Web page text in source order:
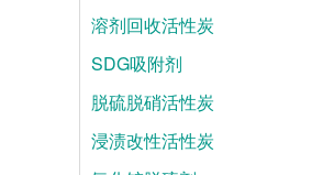
溶剂回收活性炭
SDG吸附剂
脱硫脱硝活性炭
浸渍改性活性炭